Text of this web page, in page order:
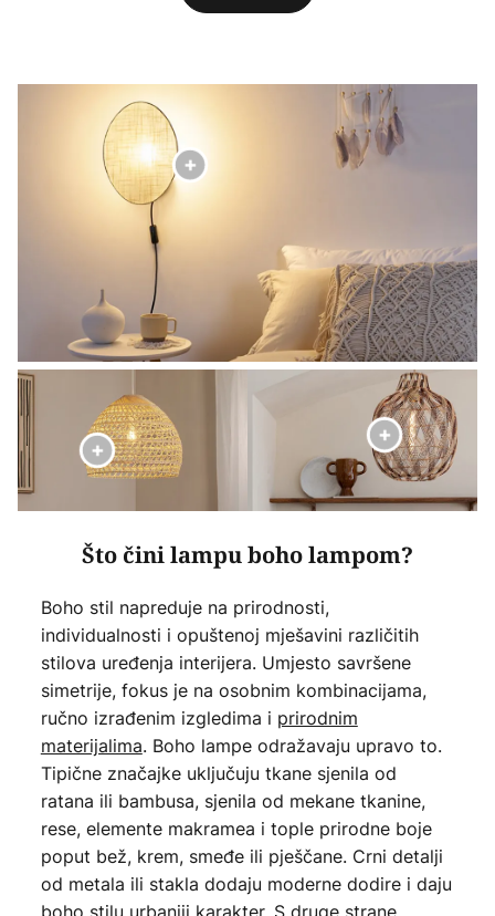
Što čini lampu boho lampom?
Boho stil napreduje na prirodnosti,
individualnosti i opuštenoj mješavini različitih
stilova uređenja interijera. Umjesto savršene
simetrije, fokus je na osobnim kombinacijama,
ručno izrađenim izgledima i prirodnim
materijalima. Boho lampe odražavaju upravo to.
Tipične značajke uključuju tkane sjenila od
ratana ili bambusa, sjenila od mekane tkanine,
rese, elemente makramea i tople prirodne boje
poput bež, krem, smeđe ili pješčane. Crni detalji
od metala ili stakla dodaju moderne dodire i daju